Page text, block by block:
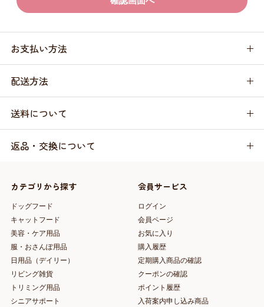
お支払い方法
配送方法
送料について
返品・交換について
カテゴリから探す
ドッグフード
キャットフード
美容・ケア用品
服・おさんぽ用品
日用品（デイリー）
リビング雑貨
トリミング用品
シニアサポート
会員サービス
ログイン
会員ページ
お気に入り
購入履歴
定期購入商品の確認
クーポンの確認
ポイント履歴
入荷案内申し込み商品